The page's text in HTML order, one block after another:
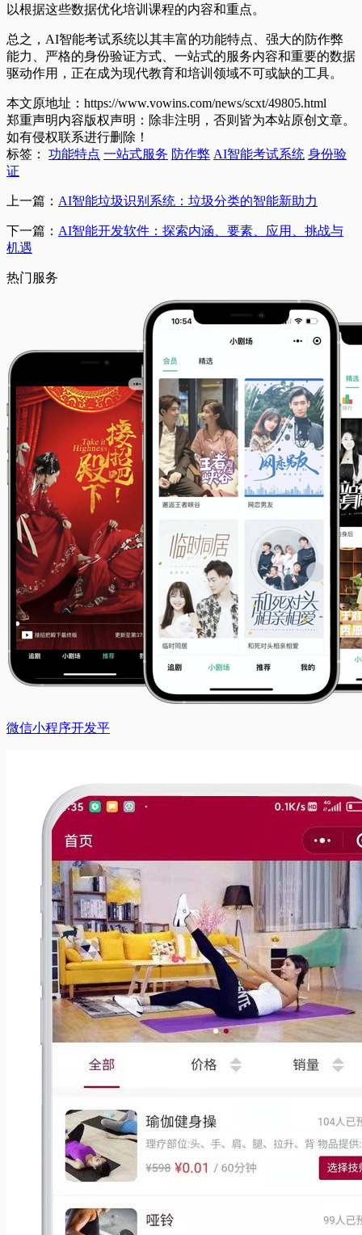
以根据这些数据优化培训课程的内容和重点。
总之，AI智能考试系统以其丰富的功能特点、强大的防作弊
能力、严格的身份验证方式、一站式的服务内容和重要的数据
驱动作用，正在成为现代教育和培训领域不可或缺的工具。
本文原地址：https://www.vowins.com/news/scxt/49805.html
郑重声明内容版权声明：除非注明，否则皆为本站原创文章。
如有侵权联系进行删除！
标签：
功能特点 一站式服务 防作弊 AI智能考试系统 身份验
证
上一篇： AI智能垃圾识别系统：垃圾分类的智能新助力
下一篇： AI智能开发软件：探索内涵、要素、应用、挑战与
机遇
热门服务
微信小程序开发平